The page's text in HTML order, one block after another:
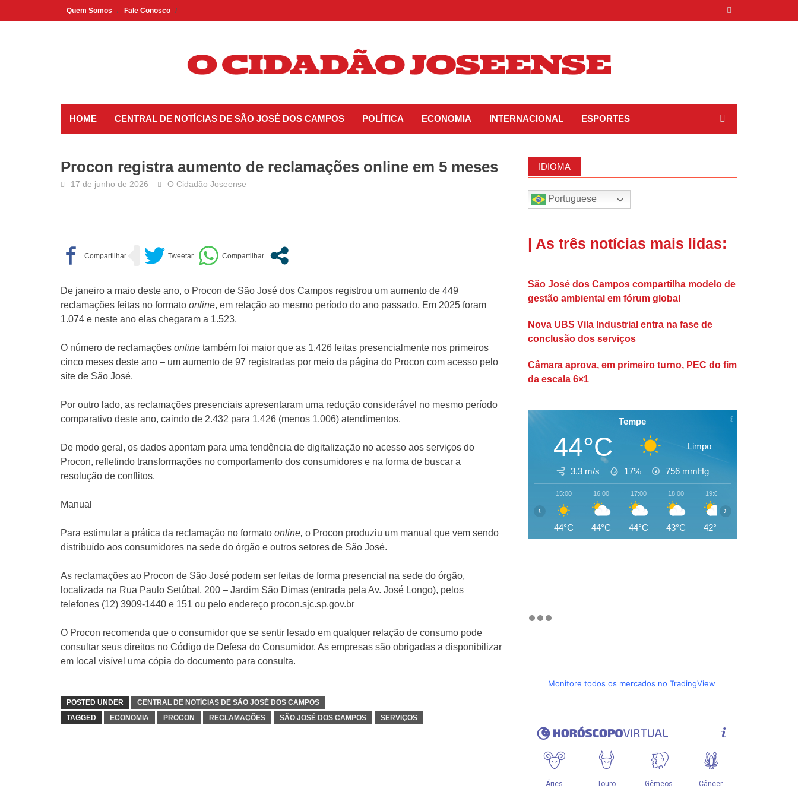
to
Quem Somos Fale Conosco
HOME CENTRAL DE NOTÍCIAS DE SÃO JOSÉ DOS CAMPOS POLÍTICA ECONOMIA INTERNACIONAL ESPORTES
Procon registra aumento de reclamações online em 5 meses
17 de junho de 2026 O Cidadão Joseense
De janeiro a maio deste ano, o Procon de São José dos Campos registrou um aumento de 449
reclamações feitas no formato online, em relação ao mesmo período do ano passado. Em 2025 foram
1.074 e neste ano elas chegaram a 1.523.
O número de reclamações online também foi maior que as 1.426 feitas presencialmente nos primeiros
cinco meses deste ano – um aumento de 97 registradas por meio da página do Procon com acesso pelo
site de São José.
Por outro lado, as reclamações presenciais apresentaram uma redução considerável no mesmo período
comparativo deste ano, caindo de 2.432 para 1.426 (menos 1.006) atendimentos.
De modo geral, os dados apontam para uma tendência de digitalização no acesso aos serviços do
Procon, refletindo transformações no comportamento dos consumidores e na forma de buscar a
resolução de conflitos.
Manual
Para estimular a prática da reclamação no formato online, o Procon produziu um manual que vem sendo
distribuído aos consumidores na sede do órgão e outros setores de São José.
As reclamações ao Procon de São José podem ser feitas de forma presencial na sede do órgão,
localizada na Rua Paulo Setúbal, 200 – Jardim São Dimas (entrada pela Av. José Longo), pelos
telefones (12) 3909-1440 e 151 ou pelo endereço procon.sjc.sp.gov.br
O Procon recomenda que o consumidor que se sentir lesado em qualquer relação de consumo pode
consultar seus direitos no Código de Defesa do Consumidor. As empresas são obrigadas a disponibilizar
em local visível uma cópia do documento para consulta.
POSTED UNDER
CENTRAL DE NOTÍCIAS DE SÃO JOSÉ DOS CAMPOS
TAGGED
ECONOMIA PROCON RECLAMAÇÕES SÃO JOSÉ DOS CAMPOS SERVIÇOS
IDIOMA
Portuguese
| As três notícias mais lidas:
São José dos Campos compartilha modelo de
gestão ambiental em fórum global
Nova UBS Vila Industrial entra na fase de
conclusão dos serviços
Câmara aprova, em primeiro turno, PEC do fim
da escala 6×1
Tempe
44°C Limpo
3.3 m/s 17% 756 mmHg
15:00
44°C
16:00
44°C
17:00
44°C
18:00
43°C
19:00
42°C
‹ ›
Monitore todos os mercados no TradingView